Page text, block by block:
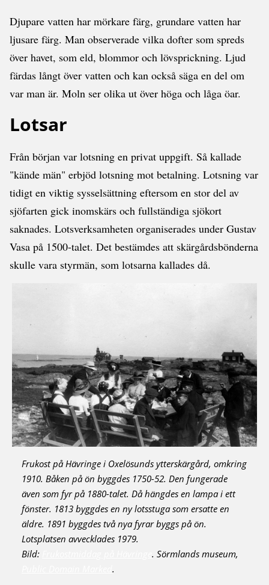
Djupare vatten har mörkare färg, grundare vatten har
ljusare färg. Man observerade vilka dofter som spreds
över havet, som eld, blommor och lövsprickning. Ljud
färdas långt över vatten och kan också säga en del om
var man är. Moln ser olika ut över höga och låga öar.
Lotsar
Från början var lotsning en privat uppgift. Så kallade
"kände män" erbjöd lotsning mot betalning. Lotsning var
tidigt en viktig sysselsättning eftersom en stor del av
sjöfarten gick inomskärs och fullständiga sjökort
saknades. Lotsverksamheten organiserades under Gustav
Vasa på 1500-talet. Det bestämdes att skärgårdsbönderna
skulle vara styrmän, som lotsarna kallades då.
Frukost på Hävringe i Oxelösunds ytterskärgård, omkring
1910. Båken på ön byggdes 1750-52. Den fungerade
även som fyr på 1880-talet. Då hängdes en lampa i ett
fönster. 1813 byggdes en ny lotsstuga som ersatte en
äldre. 1891 byggdes två nya fyrar byggs på ön.
Lotsplatsen avvecklades 1979.
Bild:
. Sörmlands museum,
.